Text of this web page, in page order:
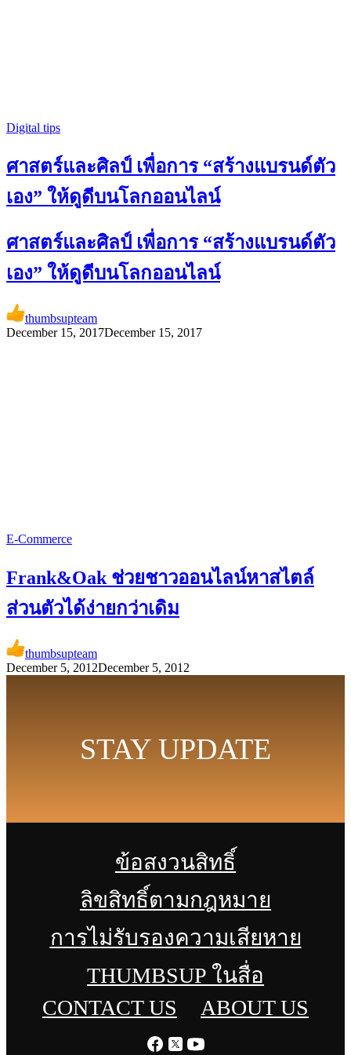
Digital tips
ศาสตร์และศิลป์ เพื่อการ “สร้างแบรนด์ตัว
เอง” ให้ดูดีบนโลกออนไลน์
ศาสตร์และศิลป์ เพื่อการ “สร้างแบรนด์ตัว
เอง” ให้ดูดีบนโลกออนไลน์
thumbsupteam
December 15, 2017December 15, 2017
E-Commerce
Frank&Oak ช่วยชาวออนไลน์หาสไตล์
ส่วนตัวได้ง่ายกว่าเดิม
thumbsupteam
December 5, 2012December 5, 2012
STAY UPDATE
ข้อสงวนสิทธิ์
ลิขสิทธิ์ตามกฎหมาย
การไม่รับรองความเสียหาย
THUMBSUP ในสื่อ
CONTACT US
ABOUT US